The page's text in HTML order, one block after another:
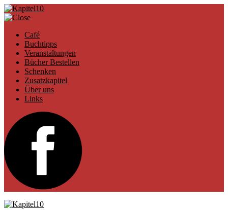
Café
Buchtipps
Veranstaltungen
Bücher Bestellen
Schenken
Zusatzkapitel
Über uns
Links